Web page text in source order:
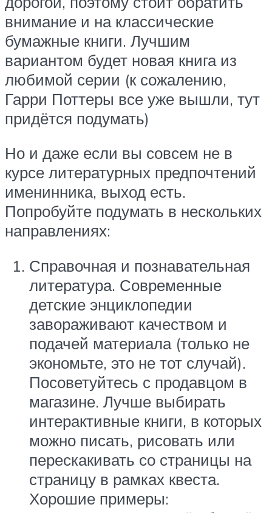
внимание и на классические
бумажные книги. Лучшим
вариантом будет новая книга из
любимой серии (к сожалению,
Гарри Поттеры все уже вышли, тут
придётся подумать)
Но и даже если вы совсем не в
курсе литературных предпочтений
именинника, выход есть.
Попробуйте подумать в нескольких
направлениях:
Справочная и познавательная
литература. Современные
детские энциклопедии
завораживают качеством и
подачей материала (только не
экономьте, это не тот случай).
Посоветуйтесь с продавцом в
магазине. Лучше выбирать
интерактивные книги, в которых
можно писать, рисовать или
перескакивать со страницы на
страницу в рамках квеста.
Хорошие примеры: